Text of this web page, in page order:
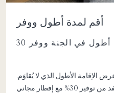
أقم لمدة أطول ووفر
الإقامة الأطول الذي لا يُقاوَم.